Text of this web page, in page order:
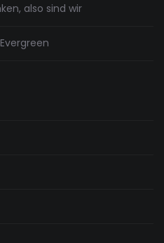
also sind wir